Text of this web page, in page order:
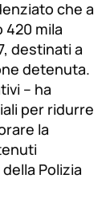
che a
420 mila
destinati a
detenuta.
– ha
per ridurre
la
Polizia